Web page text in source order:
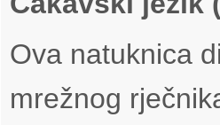
Ova natuknica
mrežnog